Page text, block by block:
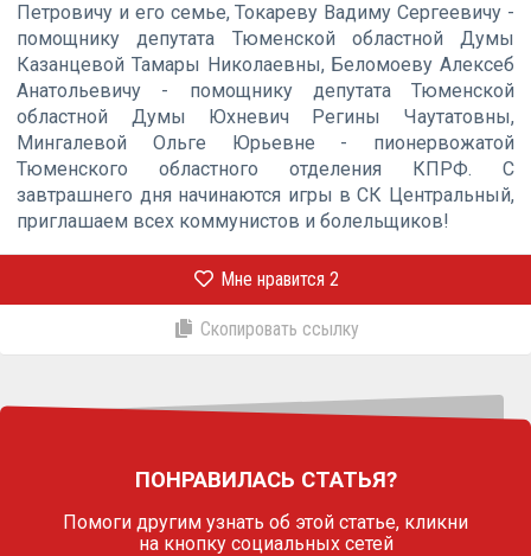
Петровичу и его семье, Токареву Вадиму Сергеевичу -
помощнику депутата Тюменской областной Думы
Казанцевой Тамары Николаевны, Беломоеву Алексеб
Анатольевичу - помощнику депутата Тюменской
областной Думы Юхневич Регины Чаутатовны,
Мингалевой Ольге Юрьевне - пионервожатой
Тюменского областного отделения КПРФ. С
завтрашнего дня начинаются игры в СК Центральный,
приглашаем всех коммунистов и болельщиков!
Мне нравится 2
Скопировать ссылку
ПОНРАВИЛАСЬ СТАТЬЯ?
Помоги другим узнать об этой статье, кликни
на кнопку социальных сетей